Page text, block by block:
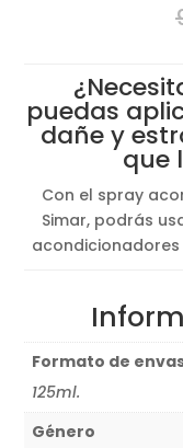
puedas
dañe y
que
Con el spray
Simar, podrás
Formato de
125ml.
Género